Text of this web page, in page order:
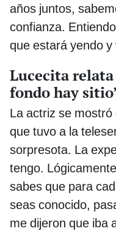
años juntos,
confianza.
que estará yendo y
Lucecita relata
fondo hay
La actriz se
que tuvo a la
sorpresota. La
tengo.
sabes que para
seas conocido,
me dijeron que iba